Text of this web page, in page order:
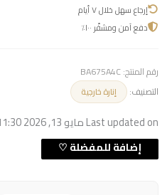
إرجاع سهل خلال ٧ أيام
دفع آمن ومشفّر ١٠٠٪
رقم المنتج:BA675A4C
التصنيف:
إنارة خارجية
Last updated on مايو 13, 2026 11:30 ص